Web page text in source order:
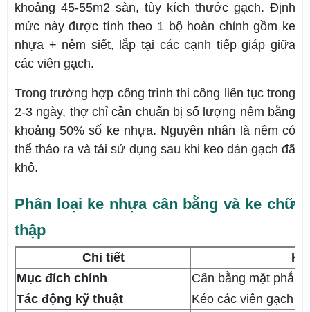
khoảng 45-55m2 sàn, tùy kích thước gạch. Định
mức này được tính theo 1 bộ hoàn chỉnh gồm ke
nhựa + nêm siết, lắp tại các cạnh tiếp giáp giữa
các viên gạch.
Trong trường hợp công trình thi công liên tục trong
2-3 ngày, thợ chỉ cần chuẩn bị số lượng nêm bằng
khoảng 50% số ke nhựa. Nguyên nhân là nêm có
thể tháo ra và tái sử dụng sau khi keo dán gạch đã
khô.
Phân loại ke nhựa cân bằng và ke chữ
thập
Chi tiết
Mục đích chính
Cân bằng mặt
Tác động kỹ thuật
Kéo các viên gạch